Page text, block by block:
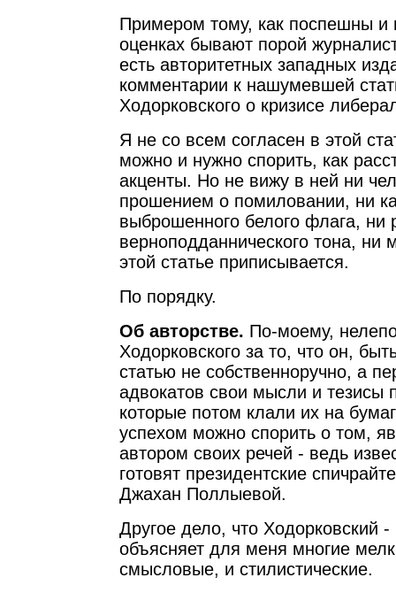
Примером тому, как поспешны и
оценках бывают порой
есть авторитетных западных
комментарии к нашумевшей
Ходорковского о кризисе
Я не со всем согласен в этой
можно и нужно спорить, как
акценты. Но не вижу в ней ни
прошением о помиловании, ни
выброшенного белого флага, ни
верноподданнического тона, ни
этой статье приписывается.
По порядку.
Об авторстве. По-моему,
Ходорковского за то, что он,
статью не собственноручно, а
адвокатов свои мысли и тезисы
которые потом клали их на
успехом можно спорить о том,
автором своих речей - ведь
готовят президентские
Джахан Поллыевой.
Другое дело, что Ходорковский
объясняет для меня многие
смысловые, и стилистические.